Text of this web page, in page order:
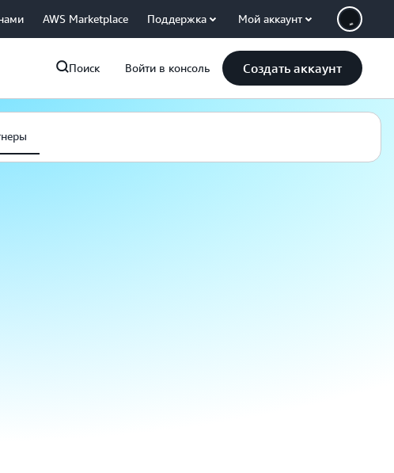
AWS Marketplace Поддержка Мой аккаунт
Поиск Войти в консоль Создать аккаунт